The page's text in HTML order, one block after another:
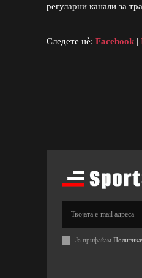
регуларни канали за
Следете нè: Facebook |
Ја прифаќам